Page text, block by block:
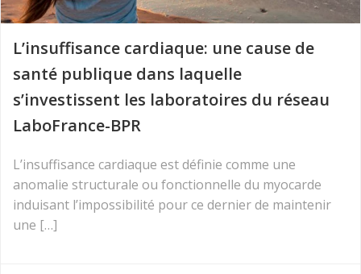
L’insuffisance cardiaque: une cause de
santé publique dans laquelle
s’investissent les laboratoires du réseau
LaboFrance-BPR
L’insuffisance cardiaque est définie comme une
anomalie structurale ou fonctionnelle du myocarde
induisant l’impossibilité pour ce dernier de maintenir
une […]